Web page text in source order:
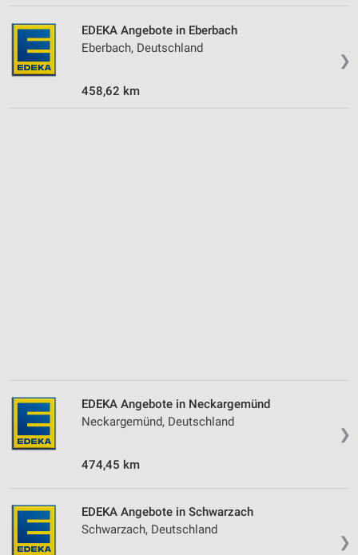
❯
EDEKA Angebote in Eberbach
Eberbach, Deutschland
458,62 km
❯
EDEKA Angebote in Neckargemünd
Neckargemünd, Deutschland
474,45 km
❯
EDEKA Angebote in Schwarzach
Schwarzach, Deutschland
personalisierter Inhalte
Messung der Werbeleistung
Messung der Performance von Inhalten
Performance
Funktional